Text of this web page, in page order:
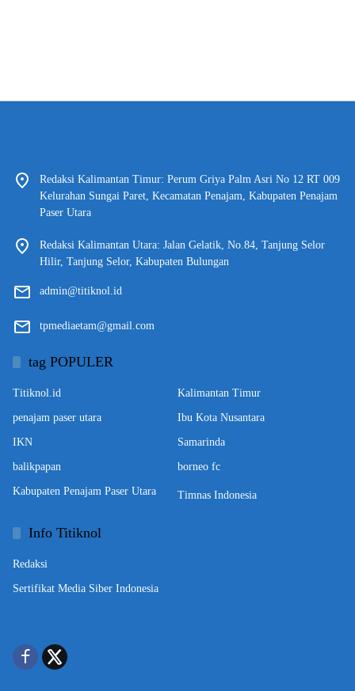
Redaksi Kalimantan Timur: Perum Griya Palm Asri No 12 RT 009
Kelurahan Sungai Paret, Kecamatan Penajam, Kabupaten Penajam
Paser Utara
Redaksi Kalimantan Utara: Jalan Gelatik, No.84, Tanjung Selor
Hilir, Tanjung Selor, Kabupaten Bulungan
admin@titiknol.id
tpmediaetam@gmail.com
tag POPULER
Titiknol.id Kalimantan Timur
penajam paser utara Ibu Kota Nusantara
IKN Samarinda
balikpapan borneo fc
Kabupaten Penajam Paser Utara Timnas Indonesia
Info Titiknol
Redaksi
Sertifikat Media Siber Indonesia